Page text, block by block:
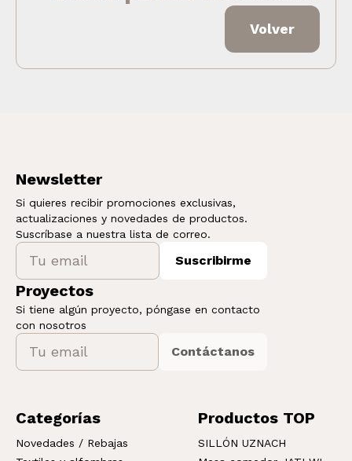
Volver
Newsletter
Si quieres recibir promociones exclusivas,
actualizaciones y novedades de productos.
Suscríbase a nuestra lista de correo.
Suscribirme
Proyectos
Si tiene algún proyecto, póngase en contacto
con nosotros
Contáctanos
Categorías
Novedades / Rebajas
Productos TOP
SILLÓN UZNACH